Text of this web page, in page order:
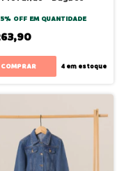
OFF EM QUANTIDADE
COMPRAR 4 em estoque